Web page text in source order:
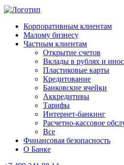
Корпоративным клиентам
Малому бизнесу
Частным клиентам
Открытие счетов
Вклады в рублях и
Пластиковые карты
Кредитование
Банковские ячейки
Аккредитивы
Тарифы
Интернет-банкинг
Расчетно-кассовое
Все
Финансовая безопасность
О Банке